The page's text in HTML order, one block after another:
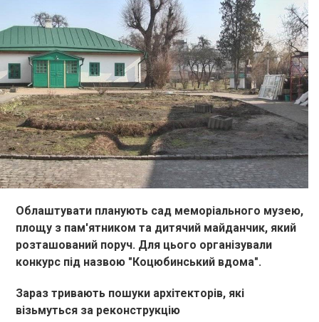
Облаштувати планують сад меморіального музею,
площу з пам'ятником та дитячий майданчик, який
розташований поруч. Для цього організували
конкурс під назвою "Коцюбинський вдома".
Зараз тривають пошуки архітекторів, які
візьмуться за реконструкцію